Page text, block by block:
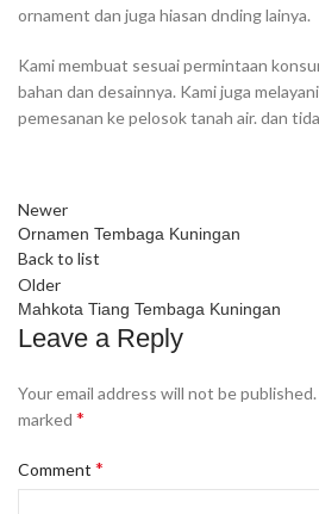
ornament dan juga hiasan dnding lainya.
Kami membuat sesuai permintaan
bahan dan desainnya. Kami juga
pemesanan ke pelosok tanah air. dan
Newer
Ornamen Tembaga Kuningan
Back to list
Older
Mahkota Tiang Tembaga Kuningan
Leave a Reply
Your email address will not be published.
marked *
Comment *